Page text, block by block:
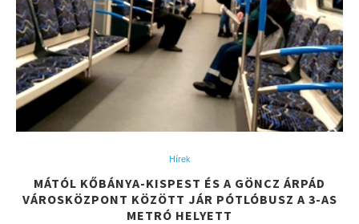
Hírek
MÁTÓL KŐBÁNYA-KISPEST ÉS A GÖNCZ ÁRPÁD
VÁROSKÖZPONT KÖZÖTT JÁR PÓTLÓBUSZ A 3-AS
METRÓ HELYETT